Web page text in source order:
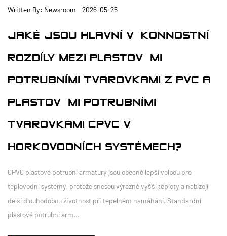
Written By: Newsroom 2026-05-25
JAKÉ JSOU HLAVNÍ VÝKONNOSTNÍ
ROZDÍLY MEZI PLASTOVÝMI
POTRUBNÍMI TVAROVKAMI Z PVC A
PLASTOVÝMI POTRUBNÍMI
TVAROVKAMI CPVC V
HORKOVODNÍCH SYSTÉMECH?
CPVC plastové potrubní armatury jsou obecně lepší volbou pro
teplovodní systémy, protože snesou výrazně vyšší teploty a nabízejí
delší dlouhodobou životnost při tepelném namáhání. Standardní
plastové potrubní arm...